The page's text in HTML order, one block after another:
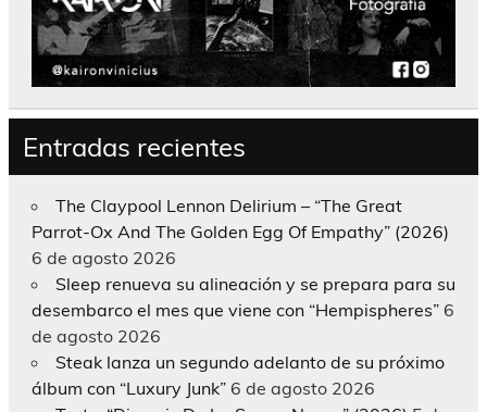
Entradas recientes
The Claypool Lennon Delirium – “The Great
Parrot-Ox And The Golden Egg Of Empathy” (2026)
6 de agosto 2026
Sleep renueva su alineación y se prepara para su
desembarco el mes que viene con “Hempispheres” 6
de agosto 2026
Steak lanza un segundo adelanto de su próximo
álbum con “Luxury Junk” 6 de agosto 2026